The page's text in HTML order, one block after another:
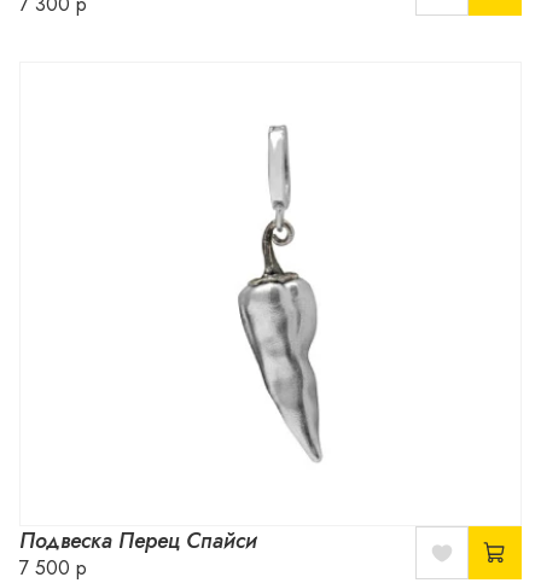
Подвеска Перец Спайси
7 500 р